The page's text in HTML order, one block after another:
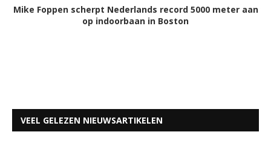
Mike Foppen scherpt Nederlands record 5000 meter aan
op indoorbaan in Boston
VEEL GELEZEN NIEUWSARTIKELEN